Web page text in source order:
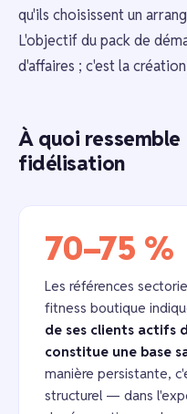
qu'ils choisissent un
L'objectif du pack de
d'affaires ; c'est la
À quoi ressemble
fidélisation
70–75 %
Les références
fitness boutique
de ses clients actifs
constitue une base
manière persistante,
structurel — dans